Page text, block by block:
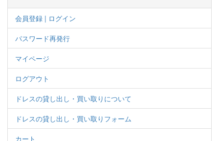
会員登録 | ログイン
パスワード再発行
マイページ
ログアウト
ドレスの貸し出し・買い取りについて
ドレスの貸し出し・買い取りフォーム
カート